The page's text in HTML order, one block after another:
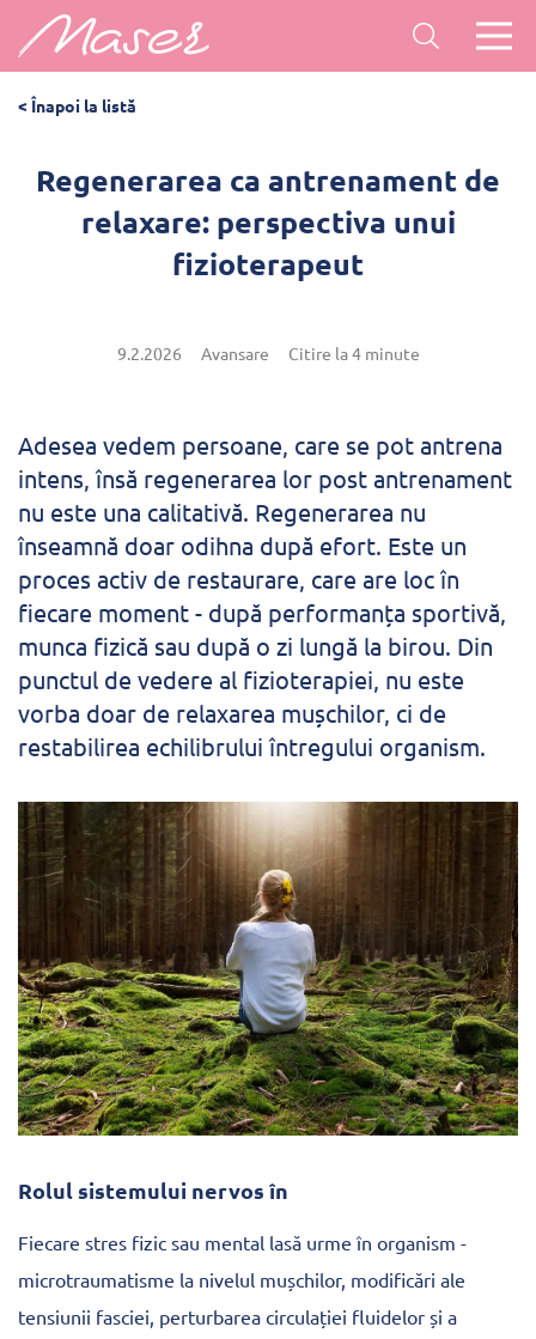
< Înapoi la listă
Regenerarea ca antrenament de
relaxare: perspectiva unui
fizioterapeut
9.2.2026 Avansare Citire la 4 minute
Adesea vedem persoane, care se pot antrena
intens, însă regenerarea lor post antrenament
nu este una calitativă. Regenerarea nu
înseamnă doar odihna după efort. Este un
proces activ de restaurare, care are loc în
fiecare moment - după performanța sportivă,
munca fizică sau după o zi lungă la birou. Din
punctul de vedere al fizioterapiei, nu este
vorba doar de relaxarea mușchilor, ci de
restabilirea echilibrului întregului organism.
Rolul sistemului nervos în
Fiecare stres fizic sau mental lasă urme în organism -
microtraumatisme la nivelul mușchilor, modificări ale
tensiunii fasciei, perturbarea circulației fluidelor și a